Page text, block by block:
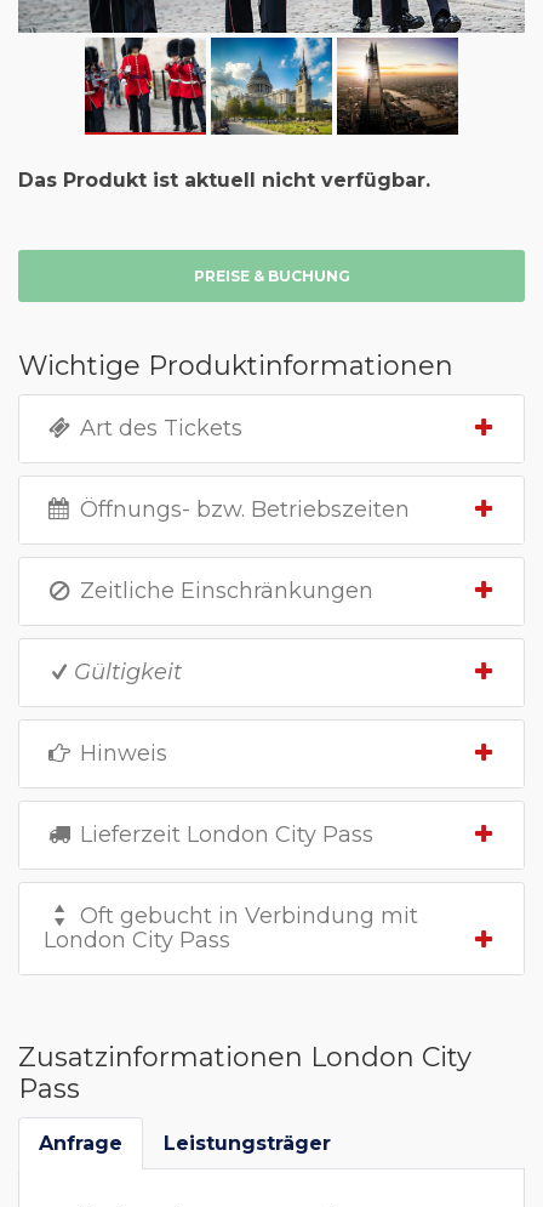
Das Produkt ist aktuell nicht verfügbar.
PREISE & BUCHUNG
Wichtige Produktinformationen
Art des Tickets
Öffnungs- bzw. Betriebszeiten
Zeitliche Einschränkungen
Gültigkeit
Hinweis
Lieferzeit London City Pass
Oft gebucht in Verbindung mit
London City Pass
Zusatzinformationen London City
Pass
Anfrage Leistungsträger